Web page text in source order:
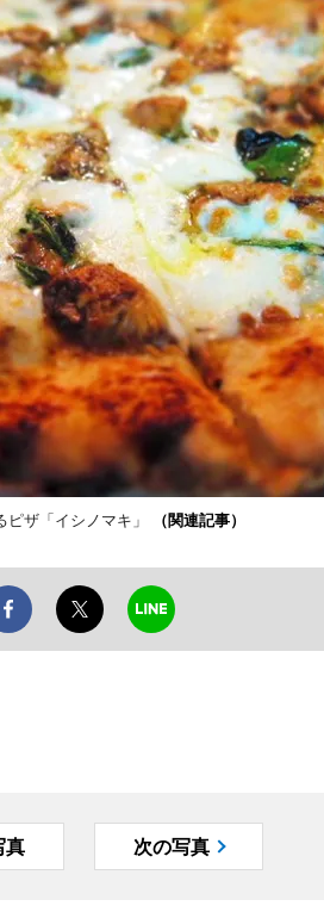
ザ「イシノマキ」 （関連記事）
真 次の写真